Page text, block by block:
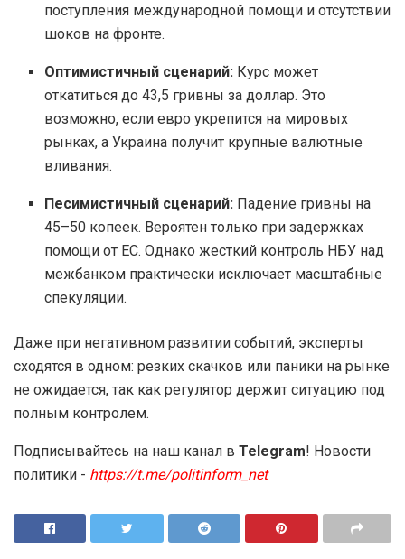
поступления международной помощи и отсутствии
шоков на фронте.
Оптимистичный сценарий: Курс может
откатиться до 43,5 гривны за доллар. Это
возможно, если евро укрепится на мировых
рынках, а Украина получит крупные валютные
вливания.
Песимистичный сценарий: Падение гривны на
45–50 копеек. Вероятен только при задержках
помощи от ЕС. Однако жесткий контроль НБУ над
межбанком практически исключает масштабные
спекуляции.
Даже при негативном развитии событий, эксперты
сходятся в одном: резких скачков или паники на рынке
не ожидается, так как регулятор держит ситуацию под
полным контролем.
Подписывайтесь на наш канал в Telegram! Новости
политики - https://t.me/politinform_net